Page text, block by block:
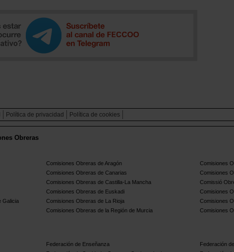
Política de privacidad Política de cookies
Obreras
Comisiones Obreras de Aragón
Comisiones
Comisiones Obreras de Canarias
Comisiones
Comisiones Obreras de Castilla-La Mancha
Comissió
Comisiones Obreras de Euskadi
Comisiones
Galicia
Comisiones Obreras de La Rioja
Comisiones
Comisiones Obreras de la Región de Murcia
Comisiones
Federación de Enseñanza
Federación